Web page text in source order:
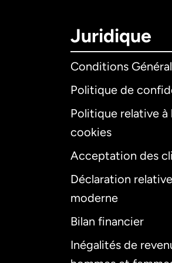
Juridique
Conditions
Politique de
Politique relative
cookies
Acceptation des
Déclaration
moderne
Bilan financier
Inégalités de